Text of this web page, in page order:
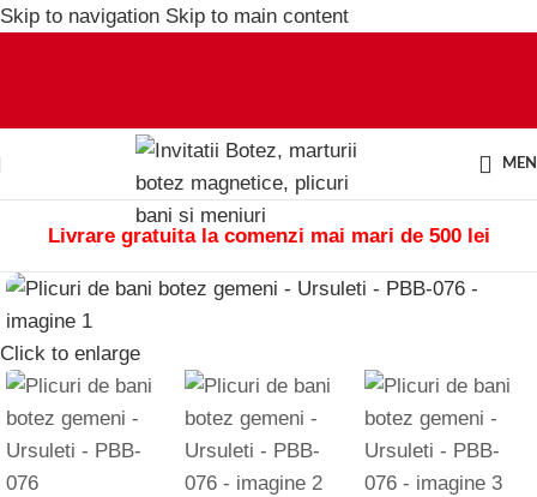
Skip to navigation Skip to main content
Livrare gratuita la comenzi mai mari de 500 lei
Click to enlarge